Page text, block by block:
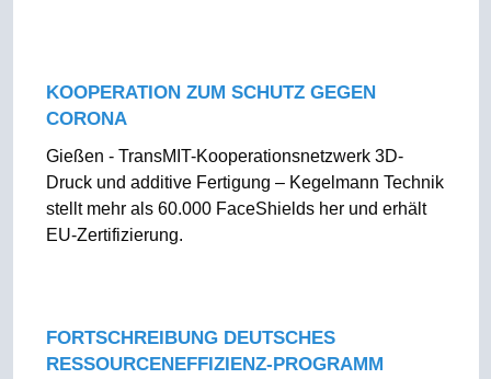
KOOPERATION ZUM SCHUTZ GEGEN
CORONA
Gießen - TransMIT-Kooperationsnetzwerk 3D-
Druck und additive Fertigung – Kegelmann Technik
stellt mehr als 60.000 FaceShields her und erhält
EU-Zertifizierung.
FORTSCHREIBUNG DEUTSCHES
RESSOURCENEFFIZIENZ-PROGRAMM